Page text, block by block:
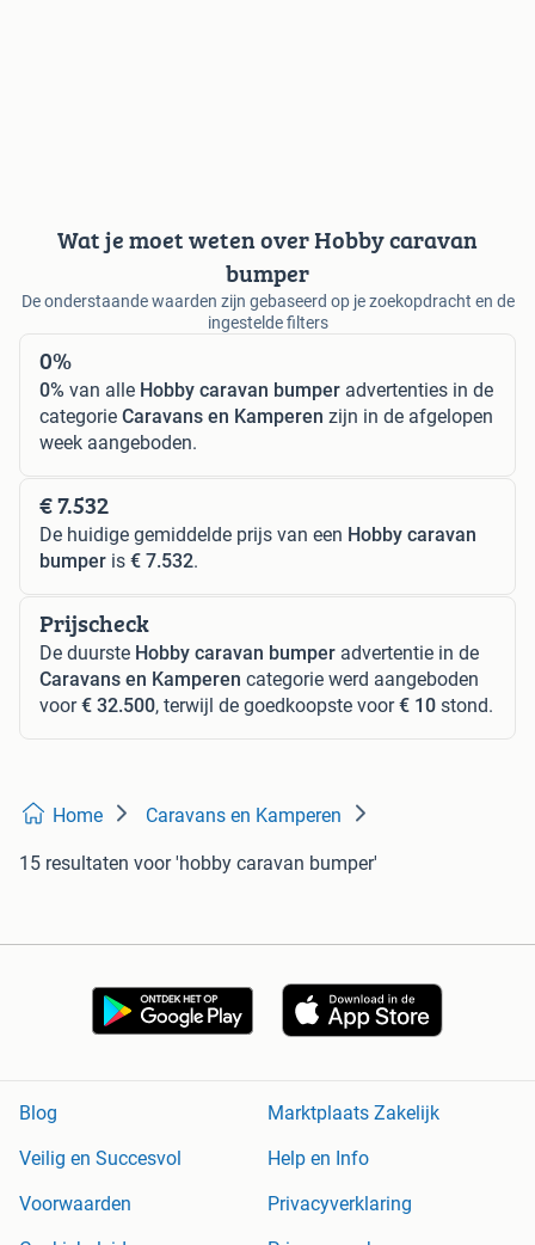
Wat je moet weten over Hobby caravan
bumper
De onderstaande waarden zijn gebaseerd op je zoekopdracht en de
ingestelde filters
0%
0% van alle Hobby caravan bumper advertenties in de
categorie Caravans en Kamperen zijn in de afgelopen
week aangeboden.
€ 7.532
De huidige gemiddelde prijs van een Hobby caravan
bumper is € 7.532.
Prijscheck
De duurste Hobby caravan bumper advertentie in de
Caravans en Kamperen categorie werd aangeboden
voor€ 32.500, terwijl de goedkoopste voor€ 10 stond.
Home Caravans en Kamperen
15 resultaten voor 'hobby caravan bumper'
Blog
Marktplaats Zakelijk
Veilig en Succesvol
Help en Info
Voorwaarden
Privacyverklaring